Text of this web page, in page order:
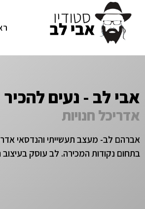
אבי לב - נעים להכיר
אדריכל חנויות
אברהם לב- מעצב תעשייתי והנדסאי
בתחום נקודות המכירה. לב עוסק בעיצוב